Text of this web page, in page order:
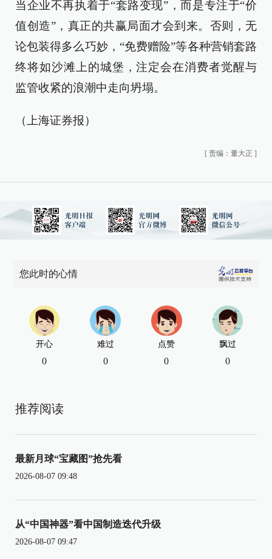
当企业不再执着于“套路变现”，而是专注于“价
值创造”，真正的共赢局面才会到来。否则，无
论包装得多么巧妙，“免费赠险”等各种营销套路
终将如沙滩上的城堡，注定会在消费者觉醒与
监管收紧的浪潮中走向坍塌。
（上海证券报）
[ 责编：董大正 ]
您此时的心情
开心
0
难过
0
点赞
0
飘过
0
推荐阅读
最新月球“宝藏图”抢先看
2026-08-07 09:48
从“中国神器”看中国制造迭代升级
2026-08-07 09:47